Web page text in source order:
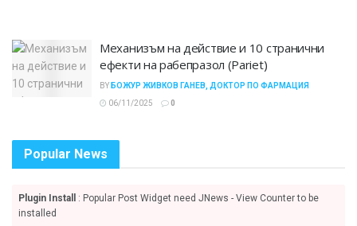
Механизъм на действие и 10 странични
ефекти на рабепразол (Pariet)
BY БОЖУР ЖИВКОВ ГАНЕВ, ДОКТОР ПО ФАРМАЦИЯ
06/11/2025
0
Popular News
Plugin Install
: Popular Post Widget need JNews - View Counter to be
installed